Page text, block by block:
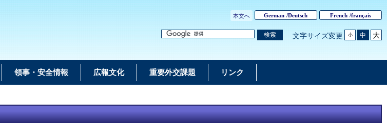
本文へ German /Deutsch French /français
検索 文字サイズ変更 小 中 大
領事・安全情報 広報文化 重要外交課題 リンク